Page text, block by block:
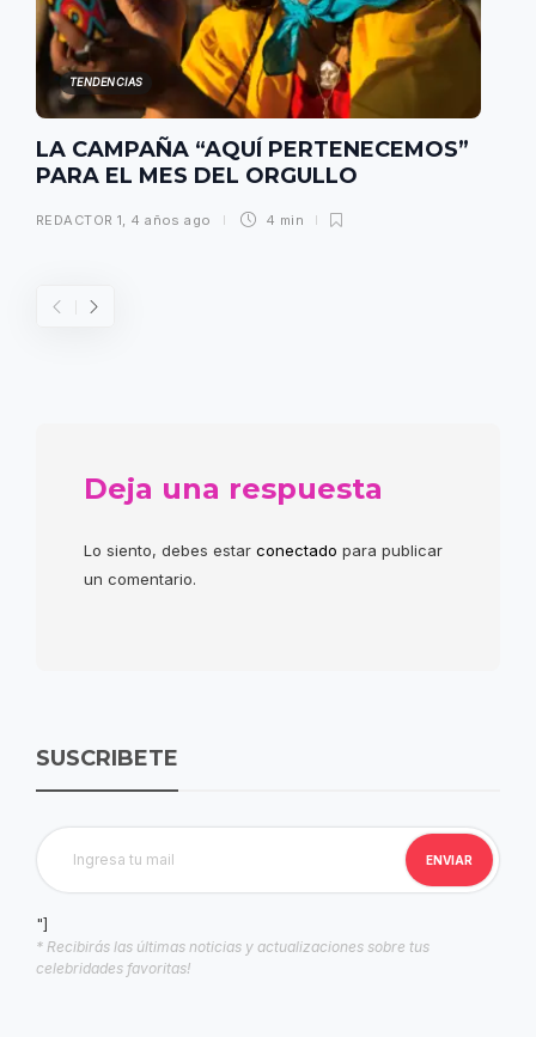
TENDENCIAS
LA CAMPAÑA “AQUÍ PERTENECEMOS”
PARA EL MES DEL ORGULLO
REDACTOR 1, 4 años ago 4 min
Deja una respuesta
Lo siento, debes estar conectado para publicar
un comentario.
SUSCRIBETE
"]
* Recibirás las últimas noticias y actualizaciones sobre tus
celebridades favoritas!